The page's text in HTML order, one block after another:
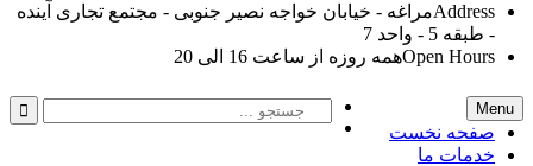
Addressمراغه - خیابان خواجه نصیر جنوبی - مجتمع تجاری آینده
- طبقه 5 - واحد 7
Open Hoursهمه روزه از ساعت 16 الی 20
Instagram
Linkedin
Search
Search
for:
Menu
صفحه نخست
خدمات ما